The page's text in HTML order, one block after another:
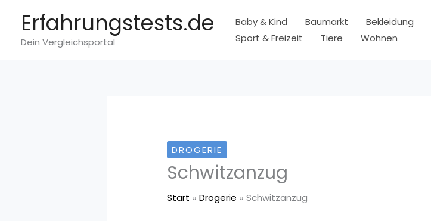
springen
Erfahrungstests.de
Dein Vergleichsportal
Baby & Kind Baumarkt Bekleidung
Sport & Freizeit
Tiere Wohnen
DROGERIE
Schwitzanzug
Start Drogerie Schwitzanzug